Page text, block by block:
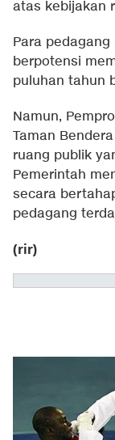
atas kebijakan
Para
berpotensi
puluhan tahun
Namun,
Taman
ruang publik
Pemerintah
secara
pedagang
(rir)